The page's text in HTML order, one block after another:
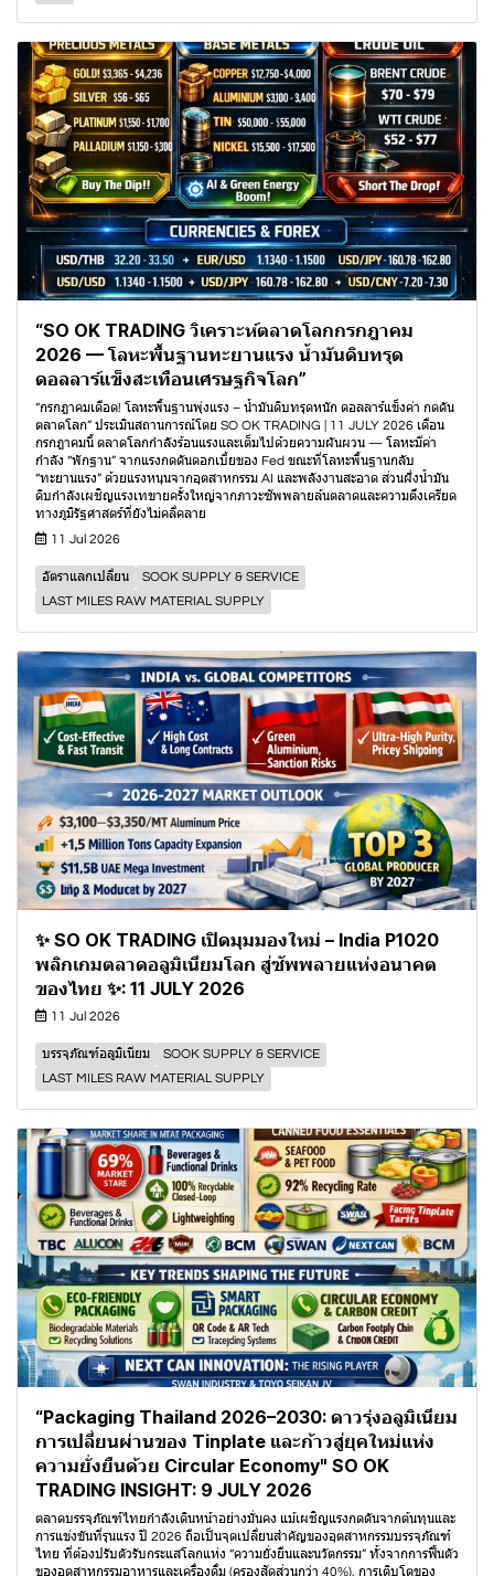
“SO OK TRADING วิเคราะห์ตลาดโลกกรกฎาคม
2026 — โลหะพื้นฐานทะยานแรง น้ำมันดิบทรุด
ดอลลาร์แข็งสะเทือนเศรษฐกิจโลก”
“กรกฎาคมเดือด! โลหะพื้นฐานพุ่งแรง – น้ำมันดิบทรุดหนัก ดอลลาร์แข็งค่า กดดัน
ตลาดโลก” ประเมินสถานการณ์โดย SO OK TRADING | 11 JULY 2026 เดือน
กรกฎาคมนี้ ตลาดโลกกำลังร้อนแรงและเต็มไปด้วยความผันผวน — โลหะมีค่า
กำลัง “พักฐาน” จากแรงกดดันดอกเบี้ยของ Fed ขณะที่โลหะพื้นฐานกลับ
“ทะยานแรง” ด้วยแรงหนุนจากอุตสาหกรรม AI และพลังงานสะอาด ส่วนฝั่งน้ำมัน
ดิบกำลังเผชิญแรงเทขายครั้งใหญ่จากภาวะซัพพลายล้นตลาดและความตึงเครียด
ทางภูมิรัฐศาสตร์ที่ยังไม่คลี่คลาย
11 Jul 2026
อัตราแลกเปลี่ยน
SOOK SUPPLY & SERVICE
LAST MILES RAW MATERIAL SUPPLY
✨ SO OK TRADING เปิดมุมมองใหม่ – India P1020
พลิกเกมตลาดอลูมิเนียมโลก สู่ซัพพลายแห่งอนาคต
ของไทย ✨: 11 JULY 2026
11 Jul 2026
บรรจุภัณฑ์อลูมิเนียม
SOOK SUPPLY & SERVICE
LAST MILES RAW MATERIAL SUPPLY
“Packaging Thailand 2026–2030: ดาวรุ่งอลูมิเนียม
การเปลี่ยนผ่านของ Tinplate และก้าวสู่ยุคใหม่แห่ง
ความยั่งยืนด้วย Circular Economy" SO OK
TRADING INSIGHT: 9 JULY 2026
ตลาดบรรจุภัณฑ์ไทยกำลังเดินหน้าอย่างมั่นคง แม้เผชิญแรงกดดันจากต้นทุนและ
การแข่งขันที่รุนแรง ปี 2026 ถือเป็นจุดเปลี่ยนสำคัญของอุตสาหกรรมบรรจุภัณฑ์
ไทย ที่ต้องปรับตัวรับกระแสโลกแห่ง “ความยั่งยืนและนวัตกรรม” ทั้งจากการฟื้นตัว
ของอุตสาหกรรมอาหารและเครื่องดื่ม (ครองสัดส่วนกว่า 40%), การเติบโตของ